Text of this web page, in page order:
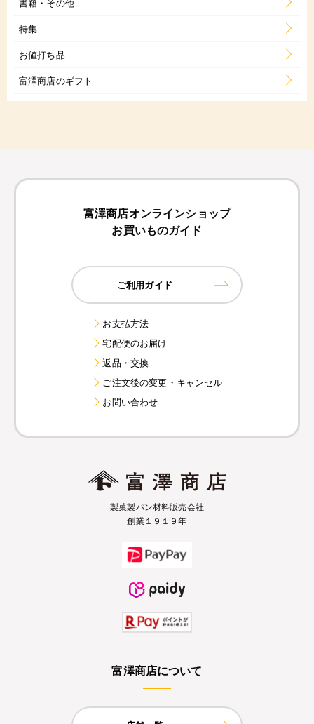
書籍・その他
特集
お値打ち品
富澤商店のギフト
富澤商店オンラインショップ
お買いものガイド
ご利用ガイド
お支払方法
宅配便のお届け
返品・交換
ご注文後の変更・キャンセル
お問い合わせ
製菓製パン材料販売会社
創業１９１９年
富澤商店について